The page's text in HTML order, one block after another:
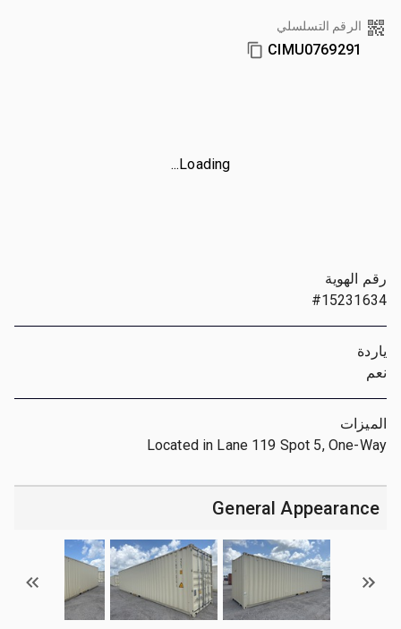
الرقم التسلسلي
CIMU0769291
Loading...
رقم الهوية
#15231634
ياردة
نعم
الميزات
Located in Lane 119 Spot 5, One-Way
General Appearance